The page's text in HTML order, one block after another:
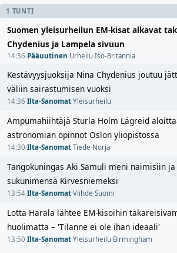
1 TUNTI
Suomen yleisurheilun EM-kisat alkavat
Chydenius ja Lampela sivuun
14:36·Pääuutinen·Urheilu·Iso-Britannia
Kestävyysjuoksija Nina Chydenius joutuu
väliin sairastumisen vuoksi
14:36·Ilta-Sanomat·Yleisurheilu
Ampumahiihtäjä Sturla Holm Lägreid
astronomian opinnot Oslon yliopistossa
14:30·Ilta-Sanomat·Tiede·Norja
Tangokuningas Aki Samuli meni naimisiin
sukunimensä Kirvesniemeksi
13:54·Ilta-Sanomat·Viihde·Suomi
Lotta Harala lähtee EM-kisoihin
huolimatta – 'Tilanne ei ole ihan ideaali'
13:50·Ilta-Sanomat·Yleisurheilu·Birmingham